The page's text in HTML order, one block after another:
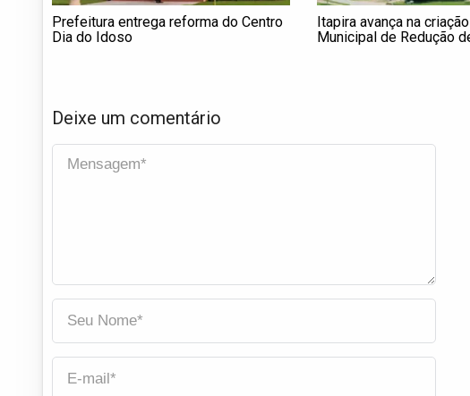
Prefeitura entrega reforma do Centro
Dia do Idoso
Itapira avança na
Municipal de Redução
Deixe um comentário